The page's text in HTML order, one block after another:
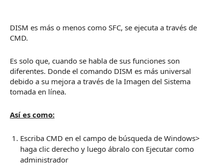
DISM es más o menos como SFC, se ejecuta a través de
CMD.
Es solo que, cuando se habla de sus funciones son
diferentes. Donde el comando DISM es más universal
debido a su mejora a través de la Imagen del Sistema
tomada en línea.
Así es como:
Escriba CMD en el campo de búsqueda de Windows>
haga clic derecho y luego ábralo con Ejecutar como
administrador